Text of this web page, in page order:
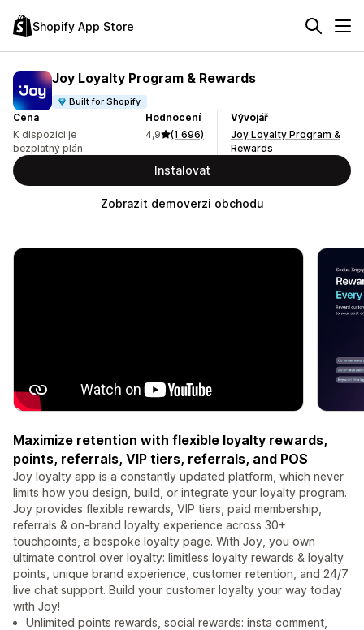
Shopify App Store
Joy Loyalty Program & Rewards
Built for Shopify
Cena
K dispozici je
bezplatný plán
Hodnocení
4,9
(1 696)
Vývojář
Joy Loyalty Program &
Rewards
Instalovat
Zobrazit demoverzi obchodu
Maximize retention with flexible loyalty rewards,
points, referrals, VIP tiers, referrals, and POS
Joy loyalty app is a constantly updated platform, which never
limits how you design, build, or integrate your loyalty program.
Joy provides flexible rewards, VIP tiers, paid membership,
referrals & on-brand loyalty experience across 30+
touchpoints, a bespoke loyalty page. With Joy, you own
ultimate control over loyalty: limitless loyalty rewards & loyalty
points, unique brand experience, customer retention, and 24/7
live chat support. Build your customer loyalty your way today
with Joy!
Unlimited points rewards, social rewards: insta comment,